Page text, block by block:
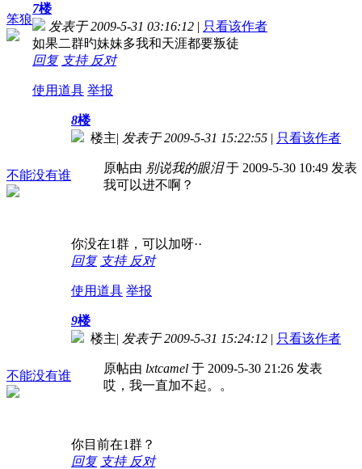
笨狼
7楼
发表于 2009-5-31 03:16:12 | 只看该作者
如果二群旳妹妹多我和天涯都要叛徒
回复 支持 反对
使用道具 举报
不能没有谁
8楼
楼主| 发表于 2009-5-31 15:22:55 | 只看该作者
原帖由 别说我的眼泪于 2009-5-30 10:49 发表
我可以进不啊？
你没在1群，可以加呀··
回复 支持 反对
使用道具 举报
不能没有谁
9楼
楼主| 发表于 2009-5-31 15:24:12 | 只看该作者
原帖由 lxtcamel 于 2009-5-30 21:26 发表
哎，我一直加不起。。
你目前在1群？
回复 支持 反对